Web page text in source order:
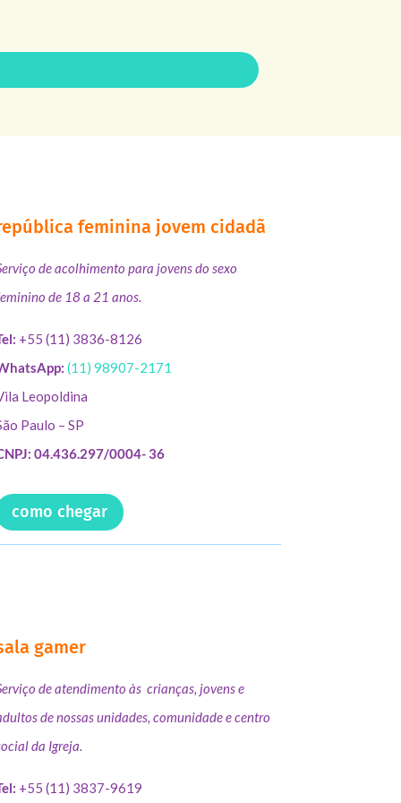
feminina jovem cidadã
de acolhimento para jovens do sexo
de 18 a 21 anos.
+55 (11) 3836-8126
(11) 98907-2171
Leopoldina
Paulo – SP
04.436.297/0004- 36
como chegar
gamer
de atendimento às crianças, jovens e
de nossas unidades, comunidade e centro
da Igreja.
+55 (11) 3837-9619